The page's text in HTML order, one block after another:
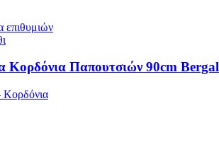
επιθυμιών
Κορδόνια Παπουτσιών 90cm Bergal
Κορδόνια